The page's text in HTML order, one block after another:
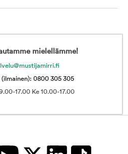
mielellämme!
(ilmainen): 0800 305 305
17.00 Ke 10.00-17.00